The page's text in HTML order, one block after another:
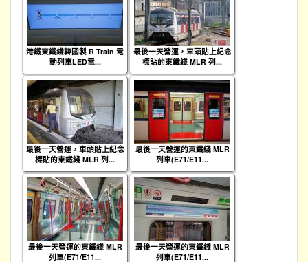
港鐵東鐵綫韓國製 R Train 電
動列車LED電...
最後一天營運，車頭貼上紀念
標貼的東鐵綫 MLR 列...
最後一天營運，車頭貼上紀念
標貼的東鐵綫 MLR 列...
最後一天營運的東鐵綫 MLR
列車(E71/E11...
最後一天營運的東鐵綫 MLR
列車(E71/E11...
最後一天營運的東鐵綫 MLR
列車(E71/E11...